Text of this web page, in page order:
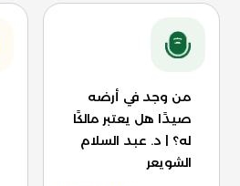
من وجد في أرضه
صيدًا هل يعتبر مالكًا
له؟ | د. عبد السلام
الشويعر